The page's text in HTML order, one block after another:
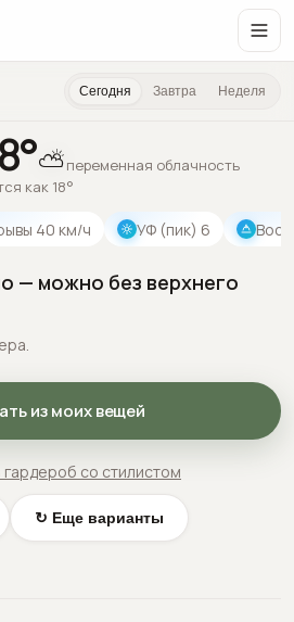
Сегодня Завтра Неделя
°⛅переменная облачность
как 18°
40 км/ч УФ (пик) 6
— можно без верхнего
из моих вещей
со стилистом
↻ Еще варианты